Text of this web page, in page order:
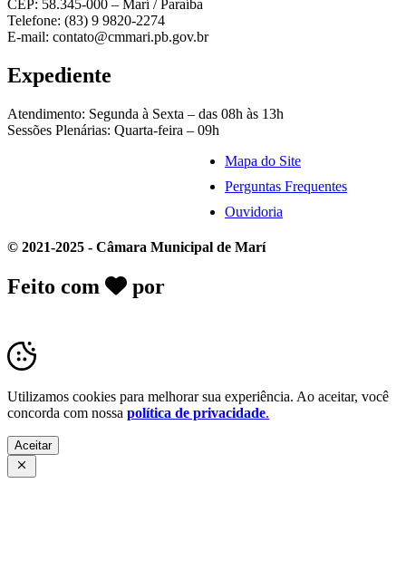
CEP: 58.345-000 – Marí / Paraíba
Telefone: (83) 9 9820-2274
E-mail: contato@cmmari.pb.gov.br
Expediente
Atendimento: Segunda à Sexta – das 08h às 13h
Sessões Plenárias: Quarta-feira – 09h
Mapa do Site
Perguntas Frequentes
Ouvidoria
© 2021-2025 - Câmara Municipal de Marí
Feito com por
Utilizamos cookies para melhorar sua experiência. Ao aceitar, você
concorda com nossa política de privacidade.
Aceitar